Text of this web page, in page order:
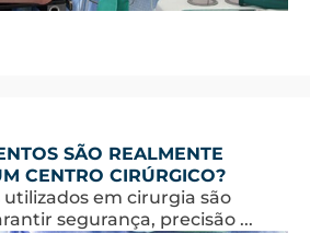
SÃO REALMENTE
CENTRO CIRÚRGICO?
em cirurgia são
segurança, precisão ...